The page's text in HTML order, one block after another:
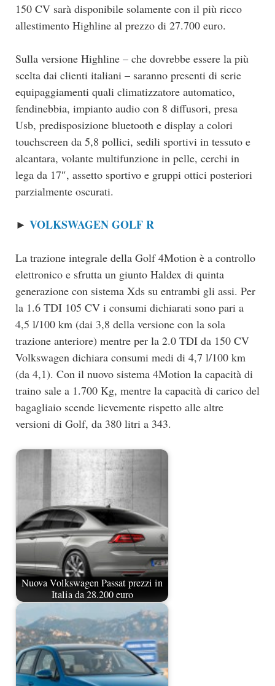
150 CV sarà disponibile solamente con il più ricco
allestimento Highline al prezzo di 27.700 euro.
Sulla versione Highline – che dovrebbe essere la più
scelta dai clienti italiani – saranno presenti di serie
equipaggiamenti quali climatizzatore automatico,
fendinebbia, impianto audio con 8 diffusori, presa
Usb, predisposizione bluetooth e display a colori
touchscreen da 5,8 pollici, sedili sportivi in tessuto e
alcantara, volante multifunzione in pelle, cerchi in
lega da 17″, assetto sportivo e gruppi ottici posteriori
parzialmente oscurati.
► VOLKSWAGEN GOLF R
La trazione integrale della Golf 4Motion è a controllo
elettronico e sfrutta un giunto Haldex di quinta
generazione con sistema Xds su entrambi gli assi. Per
la 1.6 TDI 105 CV i consumi dichiarati sono pari a
4,5 l/100 km (dai 3,8 della versione con la sola
trazione anteriore) mentre per la 2.0 TDI da 150 CV
Volkswagen dichiara consumi medi di 4,7 l/100 km
(da 4,1). Con il nuovo sistema 4Motion la capacità di
traino sale a 1.700 Kg, mentre la capacità di carico del
bagagliaio scende lievemente rispetto alle altre
versioni di Golf, da 380 litri a 343.
Nuova Volkswagen Passat prezzi in
Italia da 28.200 euro